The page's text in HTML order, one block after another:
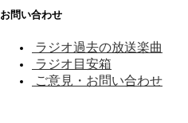
お問い合わせ
ラジオ過去の放送楽曲
ラジオ目安箱
ご意見・お問い合わせ